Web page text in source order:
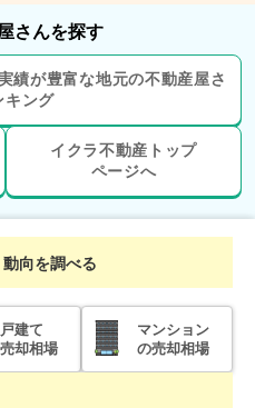
土地面積:
2025年6月
二丁目
2025年6月
さんを探す
績が豊富な地元の不動産屋さ
キング
イクラ不動産トップ
ページへ
向を調べる
戸建て
却相場
マンション
の売却相場